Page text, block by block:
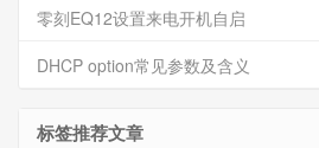
零刻EQ12设置来电开机自启
DHCP option常见参数及含义
标签推荐文章